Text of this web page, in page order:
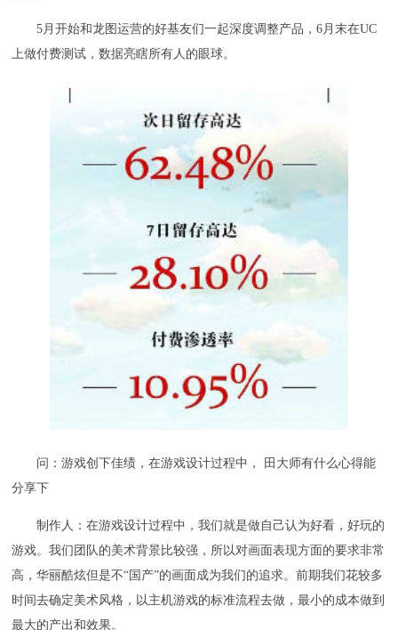
5月开始和龙图运营的好基友们一起深度调整产品，6月末在UC
上做付费测试，数据亮瞎所有人的眼球。
问：游戏创下佳绩，在游戏设计过程中， 田大师有什么心得能
分享下
制作人：在游戏设计过程中，我们就是做自己认为好看，好玩的
游戏。我们团队的美术背景比较强，所以对画面表现方面的要求非常
高，华丽酷炫但是不“国产”的画面成为我们的追求。前期我们花较多
时间去确定美术风格，以主机游戏的标准流程去做，最小的成本做到
最大的产出和效果。